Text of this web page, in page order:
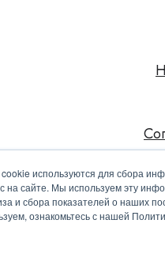
используются для сбора
на сайте. Мы используем эту
и сбора показателей о наших
ознакомьтесь с нашей